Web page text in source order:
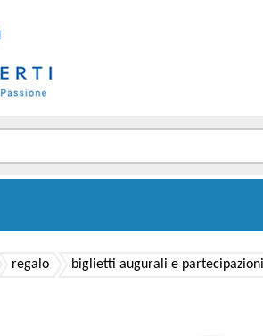
regalo biglietti augurali e partecipazioni